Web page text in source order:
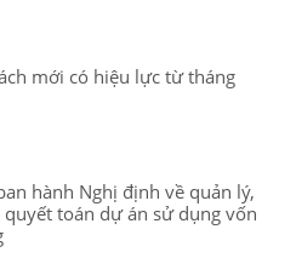
mới có hiệu lực từ tháng
hành Nghị định về quản lý,
toán dự án sử dụng vốn